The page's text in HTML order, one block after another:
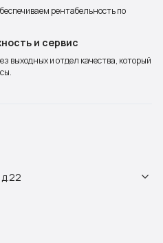
рентабельность по
и сервис
выходных и отдел качества, который